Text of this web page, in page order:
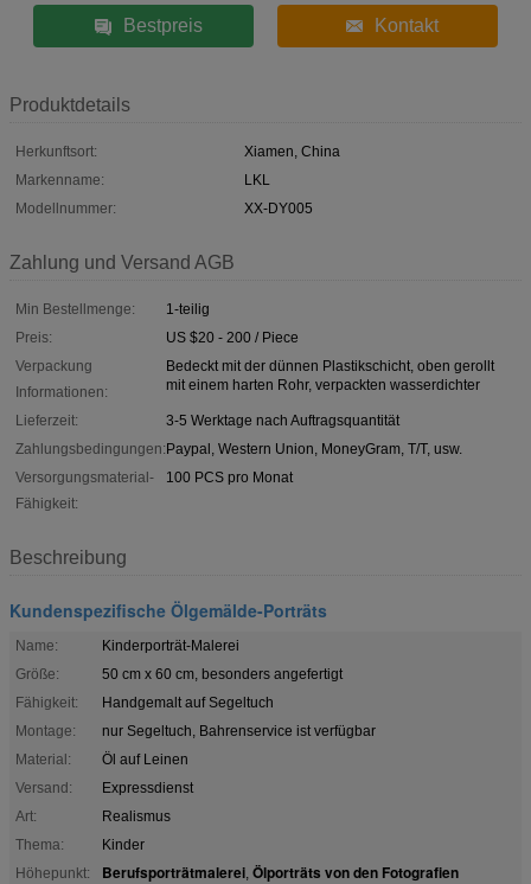
Bestpreis Kontakt
Produktdetails
Herkunftsort:
Xiamen, China
Markenname:
LKL
Modellnummer:
XX-DY005
Zahlung und Versand AGB
Min Bestellmenge:
1-teilig
Preis:
US $20 - 200 / Piece
Verpackung
Informationen:
Bedeckt mit der dünnen Plastikschicht, oben gerollt
mit einem harten Rohr, verpackten wasserdichter
Lieferzeit:
3-5 Werktage nach Auftragsquantität
Zahlungsbedingungen:Paypal, Western Union, MoneyGram, T/T, usw.
Versorgungsmaterial-
Fähigkeit:
100 PCS pro Monat
Beschreibung
Kundenspezifische Ölgemälde-Porträts
Name:
Kinderporträt-Malerei
Größe:
50 cm x 60 cm, besonders angefertigt
Fähigkeit:
Handgemalt auf Segeltuch
Montage:
nur Segeltuch, Bahrenservice ist verfügbar
Material:
Öl auf Leinen
Versand:
Expressdienst
Art:
Realismus
Thema:
Kinder
Höhepunkt:
Berufsporträtmalerei, Ölporträts von den Fotografien